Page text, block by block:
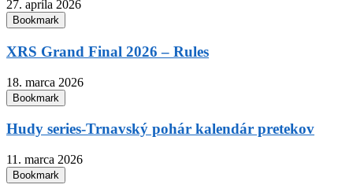
27. apríla 2026
Bookmark
XRS Grand Final 2026 – Rules
18. marca 2026
Bookmark
Hudy series-Trnavský pohár kalendár pretekov
11. marca 2026
Bookmark